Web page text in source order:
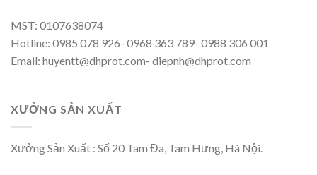
MST: 0107638074
Hotline: 0985 078 926- 0968 363 789- 0988 306 001
Email: huyentt@dhprot.com- diepnh@dhprot.com
XƯỞNG SẢN XUẤT
Xưởng Sản Xuất : Số 20 Tam Đa, Tam Hưng, Hà Nội.